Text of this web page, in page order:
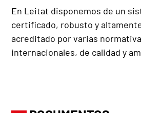
En Leitat disponemos de un
certificado, robusto y
acreditado por varias
internacionales, de calidad y